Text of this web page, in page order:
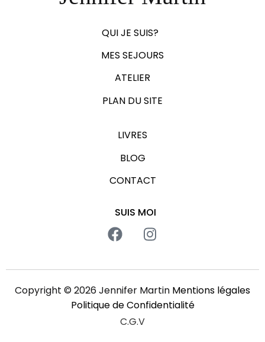
QUI JE SUIS?
MES SEJOURS
ATELIER
PLAN DU SITE
LIVRES
BLOG
CONTACT
SUIS MOI
Copyright © 2026 Jennifer Martin Mentions légales
Politique de Confidentialité
C.G.V